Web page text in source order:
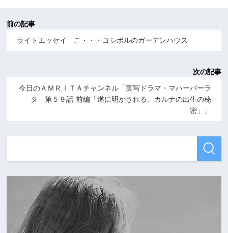
前の記事
ライトエッセイ こ・・・コシポルのガーデンハウス
次の記事
今日のＡＭＲＩＴＡチャンネル「実写ドラマ・マハーバーラ
タ 第５９話 前編「遂に明かされる、カルナの出生の秘
密」」